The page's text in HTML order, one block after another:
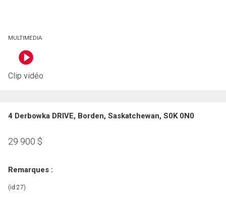
MULTIMEDIA
Clip vidéo
4 Derbowka DRIVE, Borden, Saskatchewan, S0K 0N0
29 900 $
Remarques :
(id:27)